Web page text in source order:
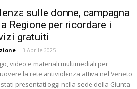
sulle donne, campagna
Regione per ricordare i
gratuiti
- 3 Aprile 2025
video e materiali multimediali per
la rete antiviolenza attiva nel Veneto
presentati oggi nella sede della Giunta